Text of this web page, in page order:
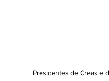
Presidentes de Creas e